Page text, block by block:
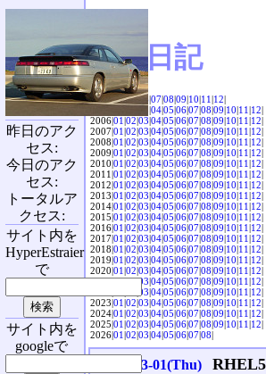
SVX日記
2004|04|05|06|07|08|09|10|11|12|
|04|05|06|07|08|09|10|11|12|
2006|01|02|03|04|05|06|07|08|09|10|11|12|
2007|01|02|03|04|05|06|07|08|09|10|11|12|
2008|01|02|03|04|05|06|07|08|09|10|11|12|
2009|01|02|03|04|05|06|07|08|09|10|11|12|
2010|01|02|03|04|05|06|07|08|09|10|11|12|
2011|01|02|03|04|05|06|07|08|09|10|11|12|
2012|01|02|03|04|05|06|07|08|09|10|11|12|
2013|01|02|03|04|05|06|07|08|09|10|11|12|
2014|01|02|03|04|05|06|07|08|09|10|11|12|
2015|01|02|03|04|05|06|07|08|09|10|11|12|
2016|01|02|03|04|05|06|07|08|09|10|11|12|
2017|01|02|03|04|05|06|07|08|09|10|11|12|
2018|01|02|03|04|05|06|07|08|09|10|11|12|
2019|01|02|03|04|05|06|07|08|09|10|11|12|
2020|01|02|03|04|05|06|07|08|09|10|11|12|
2021|01|02|03|04|05|06|07|08|09|10|11|12|
03|04|05|06|07|08|09|10|11|12|
2023|01|02|03|04|05|06|07|08|09|10|11|12|
2024|01|02|03|04|05|06|07|08|09|10|11|12|
2025|01|02|03|04|05|06|07|08|09|10|11|12|
2026|01|02|03|04|05|06|07|08|
2007-03-01(Thu)
昨日のアク
セス:
今日のアク
セス:
トータルア
クセス:
サイト内を
HyperEstraier
で
サイト内を
googleで